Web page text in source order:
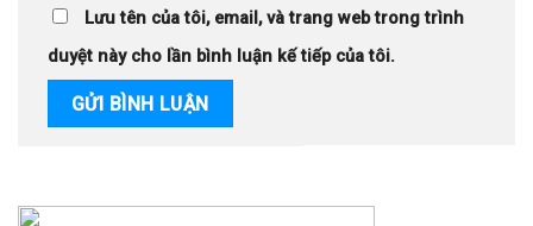
Lưu tên của tôi, email, và trang web trong trình
duyệt này cho lần bình luận kế tiếp của tôi.